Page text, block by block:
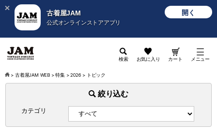
古着屋JAM
公式オンラインストアアプリ
開く
検索 お気に入り カート メニュー
> 古着屋JAM WEB >特集>2026 > トピック
絞り込む
カテゴリ